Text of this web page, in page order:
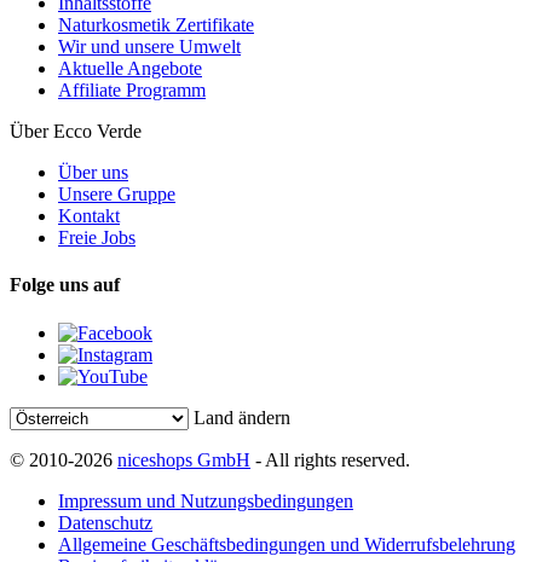
Naturkosmetik Zertifikate
Wir und unsere Umwelt
Aktuelle Angebote
Affiliate Programm
Über Ecco Verde
Über uns
Unsere Gruppe
Kontakt
Freie Jobs
Folge uns auf
Land ändern
© 2010-2026 niceshops GmbH - All rights reserved.
Impressum und Nutzungsbedingungen
Datenschutz
Allgemeine Geschäftsbedingungen und Widerrufsbelehrung